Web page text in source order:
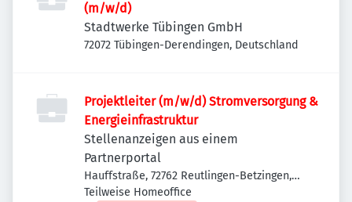
(m/w/d)
Stadtwerke Tübingen GmbH
72072 Tübingen-Derendingen, Deutschland
Projektleiter (m/w/d) Stromversorgung &
Energieinfrastruktur
Stellenanzeigen aus einem
Partnerportal
Hauffstraße, 72762 Reutlingen-Betzingen,
Deutschland
Teilweise Homeoffice